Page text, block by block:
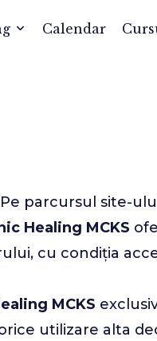
Calendar
Pe parcursul site-
Healing MCKS
cu condiția
MCKS
utilizare alta